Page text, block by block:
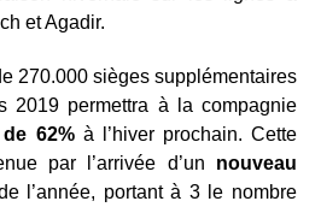
et Agadir.
270.000 sièges supplémentaires
2019 permettra à la compagnie
62%à l’hiver prochain. Cette
par l’arrivée d’un nouveau
l’année, portant à 3 le nombre